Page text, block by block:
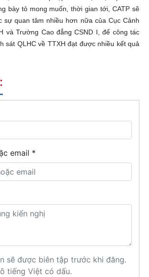
bày tỏ mong muốn, thời gian tới, CATP sẽ
sự quan tâm nhiều hơn nữa của Cục Cảnh
và Trường Cao đẳng CSND I, để công tác
sát QLHC về TTXH đạt được nhiều kết quả
email *
sẽ được biên tập trước khi đăng.
tiếng Việt có dấu.